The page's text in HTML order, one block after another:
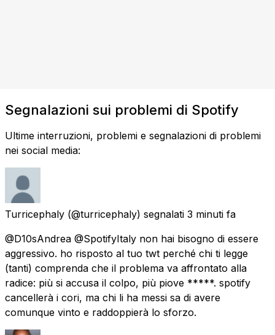
Segnalazioni sui problemi di Spotify
Ultime interruzioni, problemi e segnalazioni di problemi
nei social media:
Turricephaly (@turricephaly) segnalati 3 minuti fa
@D10sAndrea @SpotifyItaly non hai bisogno di essere
aggressivo. ho risposto al tuo twt perché chi ti legge
(tanti) comprenda che il problema va affrontato alla
radice: più si accusa il colpo, più piove *****. spotify
cancellerà i cori, ma chi li ha messi sa di avere
comunque vinto e raddoppierà lo sforzo.